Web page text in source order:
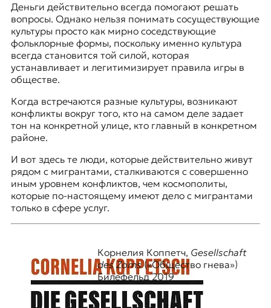
Деньги действительно всегда помогают решать
вопросы. Однако нельзя понимать сосуществующие
культуры просто как мирно соседствующие
фольклорные формы, поскольку именно культура
всегда становится той силой, которая
устанавливает и легитимизирует правила игры в
обществе.
Когда встречаются разные культуры, возникают
конфликты вокруг того, кто на самом деле задает
тон на конкретной улице, кто главный в конкретном
районе.
И вот здесь те люди, которые действительно живут
рядом с мигрантами, сталкиваются с совершенно
иным уровнем конфликтов, чем космополиты,
которые по-настоящему имеют дело с мигрантами
только в сфере услуг.
Корнелия Коппетч, Gesellschaft
des Zorns(«Общество гнева»)
Билефельд 2019